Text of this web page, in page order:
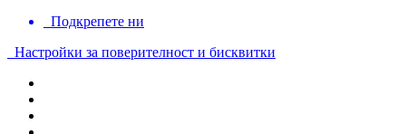
Подкрепете ни
Настройки за поверителност и бисквитки